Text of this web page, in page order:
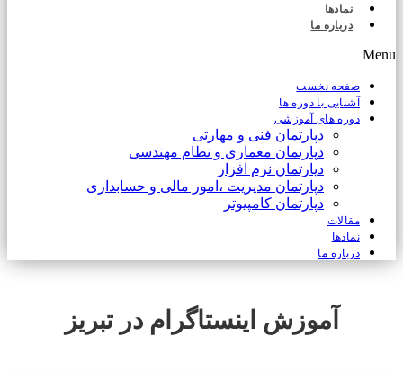
نمادها
درباره ما
Menu
صفحه نخست
آشنایی با دوره ها
دوره های آموزشی
دپارتمان فنی و مهارتی
دپارتمان معماری و نظام مهندسی
دپارتمان نرم افزار
دپارتمان مدیریت ،امور مالی و حسابداری
دپارتمان کامپیوتر
مقالات
نمادها
درباره ما
آموزش اینستاگرام در تبریز